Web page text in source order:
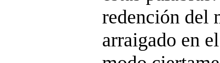
redención del
arraigado en